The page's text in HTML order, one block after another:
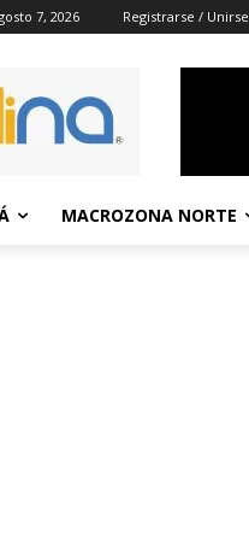
7, 2026 Registrarse / Unirse
MACROZONA NORTE